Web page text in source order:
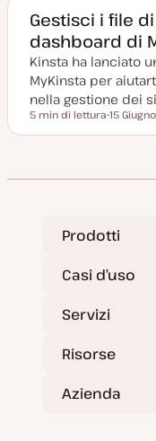
g
g
i
o
r
a
t
a
Gestisci i file
dashboard di
Kinsta ha lanciato
MyKinsta per
nella gestione dei
Tempo di lettura
5 min di lettura
a
r
n
t
a
15
Prodotti
Casi d’uso
Servizi
Risorse
Azienda